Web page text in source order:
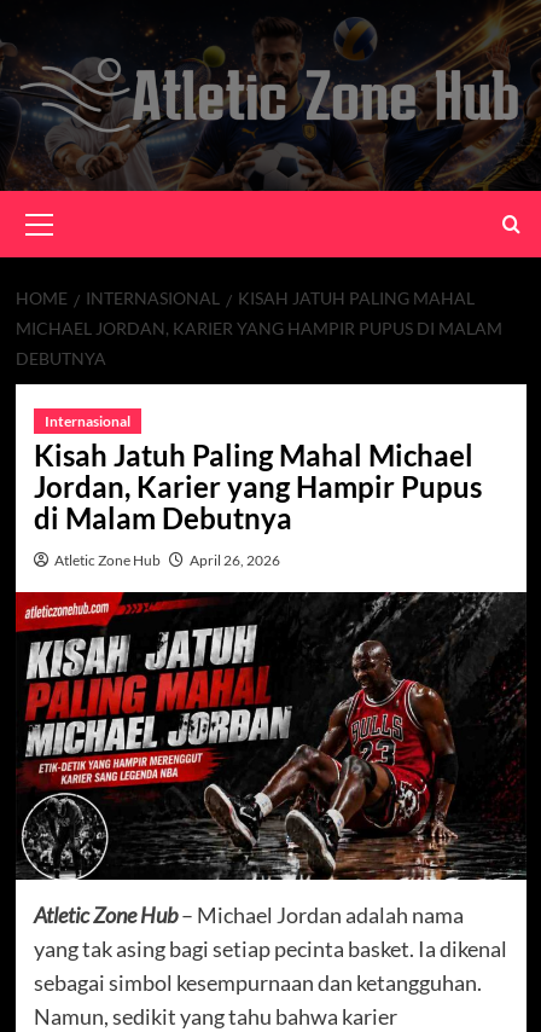
Skip
to
content
Menu
HOME INTERNASIONAL
KISAH JATUH PALING MAHAL
MICHAEL JORDAN, KARIER YANG HAMPIR PUPUS DI MALAM
DEBUTNYA
Internasional
Kisah Jatuh Paling Mahal Michael
Jordan, Karier yang Hampir Pupus
di Malam Debutnya
Atletic Zone Hub April 26, 2026
Atletic Zone Hub– Michael Jordan adalah nama
yang tak asing bagi setiap pecinta basket. Ia dikenal
sebagai simbol kesempurnaan dan ketangguhan.
Namun, sedikit yang tahu bahwa karier